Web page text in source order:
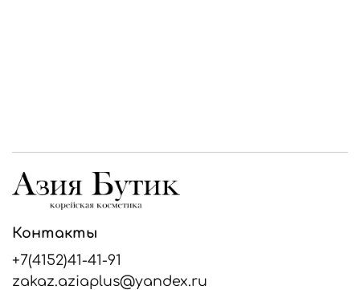
Контакты
+7(4152)41-41-91
zakaz.aziaplus@yandex.ru